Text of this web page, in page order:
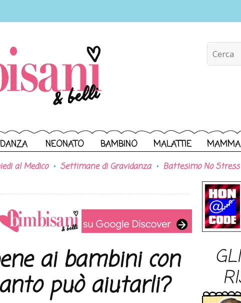
NEONATO BAMBINO MALATTIE MAMMA
al Medico Settimane di Gravidanza Battesimo No Stress
ai bambini con
può aiutarli?